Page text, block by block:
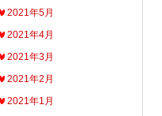
2021年5月
2021年4月
2021年3月
2021年2月
2021年1月